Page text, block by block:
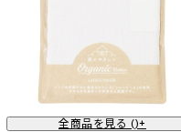
全商品を見る ()+